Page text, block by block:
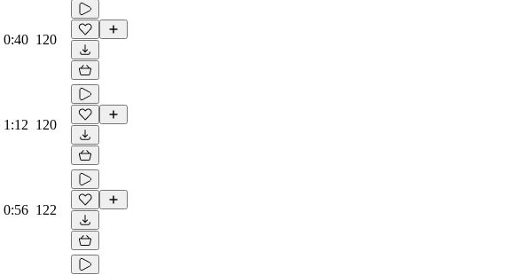
0:40 120
1:12 120
0:56 122